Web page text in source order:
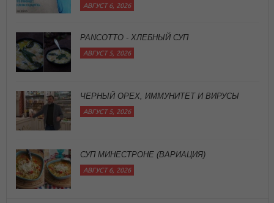
АВГУСТ 6, 2026
PANCOTTO - ХЛЕБНЫЙ СУП
АВГУСТ 5, 2026
ЧЕРНЫЙ ОРЕХ, ИММУНИТЕТ И ВИРУСЫ
АВГУСТ 5, 2026
СУП МИНЕСТРОНЕ (ВАРИАЦИЯ)
АВГУСТ 6, 2026